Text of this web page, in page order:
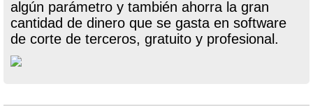
algún parámetro y también ahorra la gran
cantidad de dinero que se gasta en software
de corte de terceros, gratuito y profesional.